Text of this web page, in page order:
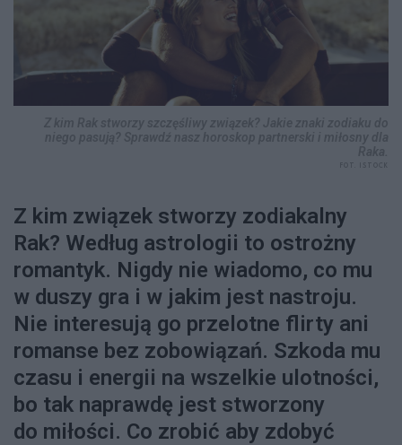
Z kim związek stworzy zodiakalny
Rak? Według astrologii to ostrożny
romantyk. Nigdy nie wiadomo, co mu
w duszy gra i w jakim jest nastroju.
Nie interesują go przelotne flirty ani
romanse bez zobowiązań. Szkoda mu
czasu i energii na wszelkie ulotności,
bo tak naprawdę jest stworzony
do miłości. Co zrobić aby zdobyć